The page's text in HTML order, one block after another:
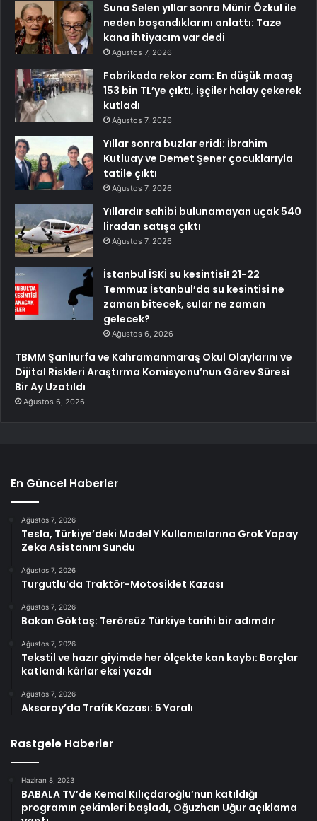
Suna Selen yıllar sonra Münir Özkul ile
neden boşandıklarını anlattı: Taze
kana ihtiyacım var dedi
Ağustos 7, 2026
Fabrikada rekor zam: En düşük maaş
153 bin TL’ye çıktı, işçiler halay çekerek
kutladı
Ağustos 7, 2026
Yıllar sonra buzlar eridi: İbrahim
Kutluay ve Demet Şener çocuklarıyla
tatile çıktı
Ağustos 7, 2026
Yıllardır sahibi bulunamayan uçak 540
liradan satışa çıktı
Ağustos 7, 2026
İstanbul İSKİ su kesintisi! 21-22
Temmuz İstanbul’da su kesintisi ne
zaman bitecek, sular ne zaman
gelecek?
Ağustos 6, 2026
TBMM Şanlıurfa ve Kahramanmaraş Okul Olaylarını ve
Dijital Riskleri Araştırma Komisyonu’nun Görev Süresi
Bir Ay Uzatıldı
Ağustos 6, 2026
En Güncel Haberler
Ağustos 7, 2026
Tesla, Türkiye’deki Model Y Kullanıcılarına Grok Yapay
Zeka Asistanını Sundu
Ağustos 7, 2026
Turgutlu’da Traktör-Motosiklet Kazası
Ağustos 7, 2026
Bakan Göktaş: Terörsüz Türkiye tarihi bir adımdır
Ağustos 7, 2026
Tekstil ve hazır giyimde her ölçekte kan kaybı: Borçlar
katlandı kârlar eksi yazdı
Ağustos 7, 2026
Aksaray’da Trafik Kazası: 5 Yaralı
Rastgele Haberler
Haziran 8, 2023
BABALA TV’de Kemal Kılıçdaroğlu’nun katıldığı
programın çekimleri başladı, Oğuzhan Uğur açıklama